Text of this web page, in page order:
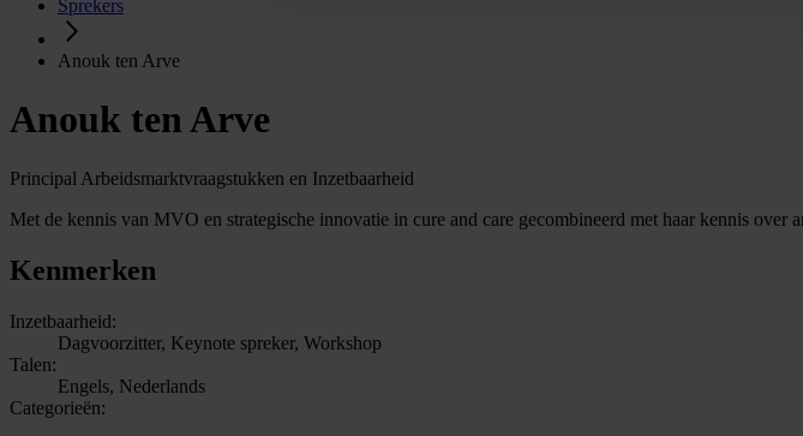
Sprekers
Anouk ten Arve
Anouk ten Arve
Principal Arbeidsmarktvraagstukken en Inzetbaarheid
Met de kennis van MVO en strategische innovatie in cure and care gecombineerd met haar kennis
Kenmerken
Inzetbaarheid:
Dagvoorzitter, Keynote spreker, Workshop
Talen:
Engels, Nederlands
Categorieën: